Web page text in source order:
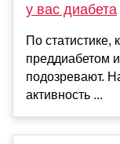
у вас диабета
По статистике,
преддиабетом
подозревают.
активность ...